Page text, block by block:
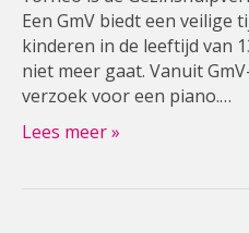
Een GmV biedt een veilige
kinderen in de leeftijd van
niet meer gaat. Vanuit
verzoek voor een piano.…
Lees meer »